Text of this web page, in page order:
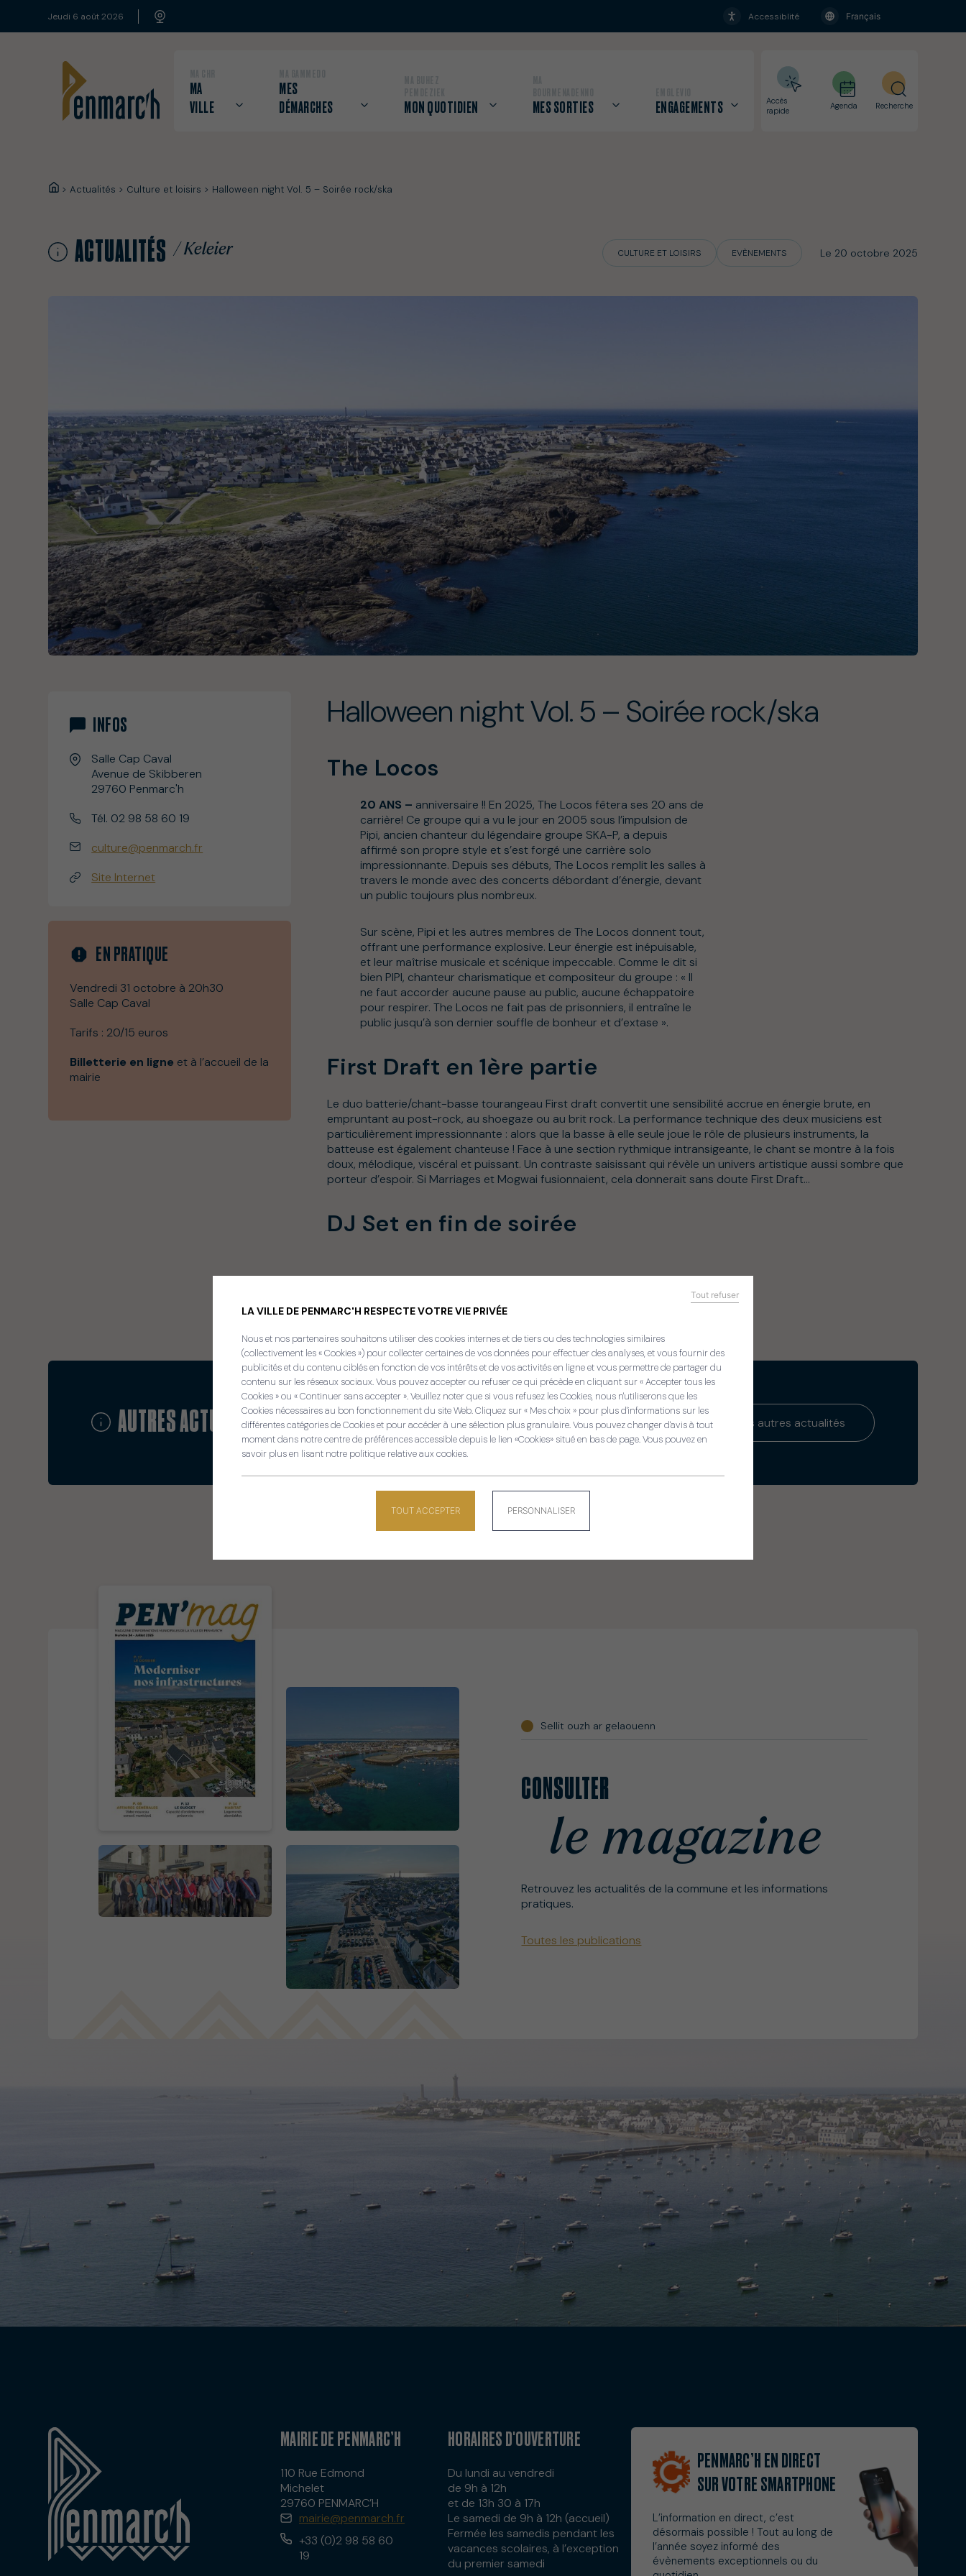
Panneau de gestion des cookies
LA VILLE DE PENMARC'H RESPECTE VOTRE VIE PRIVÉE
Nous et nos partenaires souhaitons utiliser des cookies internes et de tiers ou des technologies similaires
(collectivement les « Cookies ») pour collecter certaines de vos données pour effectuer des analyses, et vous fournir des
publicités et du contenu ciblés en fonction de vos intérêts et de vos activités en ligne et vous permettre de partager du
contenu sur les réseaux sociaux. Vous pouvez accepter ou refuser ce qui précède en cliquant sur « Accepter tous les
Cookies » ou « Continuer sans accepter ». Veuillez noter que si vous refusez les Cookies, nous n'utiliserons que les
Cookies nécessaires au bon fonctionnement du site Web. Cliquez sur « Mes choix » pour plus d'informations sur les
différentes catégories de Cookies et pour accéder à une sélection plus granulaire. Vous pouvez changer d'avis à tout
moment dans notre centre de préférences accessible depuis le lien «Cookies» situé en bas de page. Vous pouvez en
savoir plus en lisant notre politique relative aux cookies.
TOUT ACCEPTER
Tout refuser
PERSONNALISER
jeudi 6 août 2026 +
Accessiblité
MA
VILLE
MES
DÉMARCHES
MON QUOTIDIEN MES SORTIES ENGAGEMENTS
Accès
rapide
Solidarités
Webcams
Agenda Recherche
>Actualités > Culture et loisirs > Halloween night Vol. 5 – Soirée rock/ska
ACTUALITÉS / Keleier CULTURE ET LOISIRS EVÈNEMENTS Le 20 octobre 2025
INFOS
Salle Cap Caval
Avenue de Skibberen
29760 Penmarc'h
Tél. 02 98 58 60 19
culture@penmarch.fr
Site Internet
EN PRATIQUE
Vendredi 31 octobre à 20h30
Salle Cap Caval
Tarifs : 20/15 euros
Billetterie en ligne et à l’accueil de la
mairie
Halloween night Vol. 5 – Soirée rock/ska
The Locos
20 ANS – anniversaire !! En 2025, The Locos fêtera ses 20 ans de
carrière! Ce groupe qui a vu le jour en 2005 sous l’impulsion de
Pipi, ancien chanteur du légendaire groupe SKA-P, a depuis
affirmé son propre style et s’est forgé une carrière solo
impressionnante. Depuis ses débuts, The Locos remplit les salles à
travers le monde avec des concerts débordant d’énergie, devant
un public toujours plus nombreux.
Sur scène, Pipi et les autres membres de The Locos donnent tout,
offrant une performance explosive. Leur énergie est inépuisable,
et leur maîtrise musicale et scénique impeccable. Comme le dit si
bien PIPI, chanteur charismatique et compositeur du groupe : « Il
ne faut accorder aucune pause au public, aucune échappatoire
pour respirer. The Locos ne fait pas de prisonniers, il entraîne le
public jusqu’à son dernier souffle de bonheur et d’extase ».
First Draft en 1ère partie
Le duo batterie/chant-basse tourangeau First draft convertit une sensibilité accrue en énergie brute, en
empruntant au post-rock, au shoegaze ou au brit rock. La performance technique des deux musiciens est
particulièrement impressionnante : alors que la basse à elle seule joue le rôle de plusieurs instruments, la
batteuse est également chanteuse ! Face à une section rythmique intransigeante, le chant se montre à la fois
doux, mélodique, viscéral et puissant. Un contraste saisissant qui révèle un univers artistique aussi sombre que
porteur d’espoir. Si Marriages et Mogwai fusionnaient, cela donnerait sans doute First Draft…
DJ Set en fin de soirée
AUTRES ACTUALITÉS / Keleier Voir les autres actualités
Sellit ouzh ar gelaouenn
CONSULTER
le magazine
Retrouvez les actualités de la commune et les informations
pratiques.
Toutes les publications
MAIRIE DE PENMARC’H
110 Rue Edmond
Michelet
29760 PENMARC’H
mairie@penmarch.fr
+33 (0)2 98 58 60
19
HORAIRES D'OUVERTURE
Du lundi au vendredi
de 9h à 12h
et de 13h 30 à 17h
Le samedi de 9h à 12h (accueil)
Fermée les samedis pendant les
vacances scolaires, à l’exception
du premier samedi
PENMARC’H EN DIRECT
SUR VOTRE SMARTPHONE
L’information en direct, c’est
désormais possible ! Tout au long de
l’année soyez informé des
évènements exceptionnels ou du